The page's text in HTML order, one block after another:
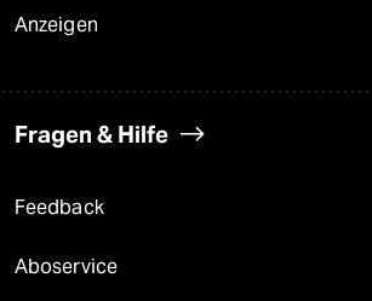
Anzeigen
Fragen & Hilfe
Feedback
Aboservice